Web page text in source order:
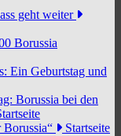
geht weiter
Borussia
Ein Geburtstag und
Borussia bei den
Startseite